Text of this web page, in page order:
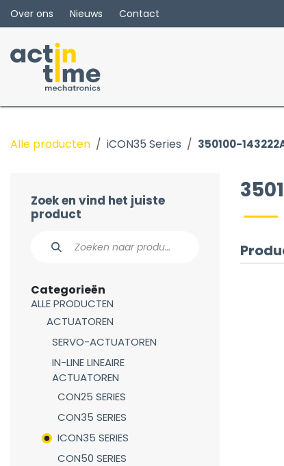
Overslaan naar inhoud
Over ons Nieuws Contact
Alle producten iCON35 Series 350100-
Zoek en vind het juiste
product
Categorieën
ALLE PRODUCTEN
ACTUATOREN
SERVO-ACTUATOREN
IN-LINE LINEAIRE
ACTUATOREN
CON25 SERIES
CON35 SERIES
ICON35 SERIES
CON50 SERIES